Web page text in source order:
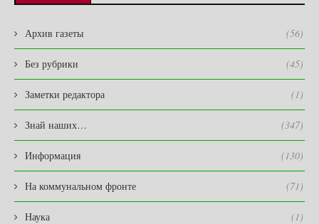
Архив газеты (56)
Без рубрики (45)
Заметки редактора (1)
Знай наших… (347)
Информация (130)
На коммунальном фронте (71)
Наука (1)